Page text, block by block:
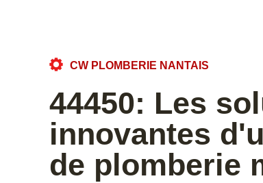
CW PLOMBERIE NANTAIS
44450: Les
innovantes
de plomberie